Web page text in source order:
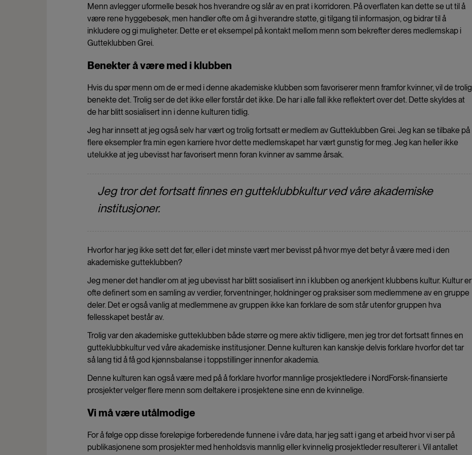
Menn avlegger uformelle besøk hos hverandre og slår av en prat i korridoren. På overflaten kan dette se ut til å
være rene hyggebesøk, men handler ofte om å gi hverandre støtte, gi tilgang til informasjon, og bidrar til å
inkludere og gi muligheter. Dette er et eksempel på kontakt mellom menn som bekrefter deres medlemskap i
Gutteklubben Grei.
Benekter å være med i klubben
Hvis du spør menn om de er med i denne akademiske klubben som favoriserer menn framfor kvinner, vil de trolig
benekte det. Trolig ser de det ikke eller forstår det ikke. De har i alle fall ikke reflektert over det. Dette skyldes at
de har blitt sosialisert inn i denne kulturen tidlig.
Jeg har innsett at jeg også selv har vært og trolig fortsatt er medlem av Gutteklubben Grei. Jeg kan se tilbake på
flere eksempler fra min egen karriere hvor dette medlemskapet har vært gunstig for meg. Jeg kan heller ikke
utelukke at jeg ubevisst har favorisert menn foran kvinner av samme årsak.
Jeg tror det fortsatt finnes en gutteklubbkultur ved våre akademiske
institusjoner.
Hvorfor har jeg ikke sett det før, eller i det minste vært mer bevisst på hvor mye det betyr å være med i den
akademiske gutteklubben?
Jeg mener det handler om at jeg ubevisst har blitt sosialisert inn i klubben og anerkjent klubbens kultur. Kultur er
ofte definert som en samling av verdier, forventninger, holdninger og praksiser som medlemmene av en gruppe
deler. Det er også vanlig at medlemmene av gruppen ikke kan forklare de som står utenfor gruppen hva
fellesskapet består av.
Trolig var den akademiske gutteklubben både større og mere aktiv tidligere, men jeg tror det fortsatt finnes en
gutteklubbkultur ved våre akademiske institusjoner. Denne kulturen kan kanskje delvis forklare hvorfor det tar
så lang tid å få god kjønnsbalanse i toppstillinger innenfor akademia.
Denne kulturen kan også være med på å forklare hvorfor mannlige prosjektledere i NordForsk-finansierte
prosjekter velger flere menn som deltakere i prosjektene sine enn de kvinnelige.
Vi må være utålmodige
For å følge opp disse foreløpige forberedende funnene i våre data, har jeg satt i gang et arbeid hvor vi ser på
publikasjonene som prosjekter med henholdsvis mannlig eller kvinnelig prosjektleder resulterer i. Vil antallet